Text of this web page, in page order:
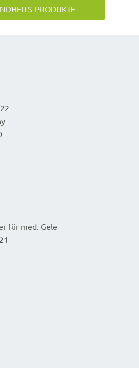
PRODUKTE
für med. Gele